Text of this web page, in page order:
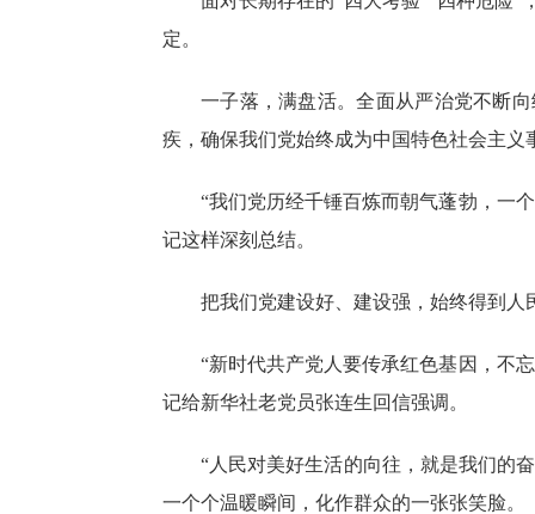
定。
一子落，满盘活。全面从严治党不断
疾，确保我们党始终成为中国特色社会主义
“我们党历经千锤百炼而朝气蓬勃，一
记这样深刻总结。
把我们党建设好、建设强，始终得到人
“新时代共产党人要传承红色基因，不
记给新华社老党员张连生回信强调。
“人民对美好生活的向往，就是我们的
一个个温暖瞬间，化作群众的一张张笑脸。